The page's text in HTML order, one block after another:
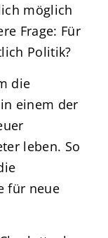
möglich
Frage: Für
Politik?
die
einem der
leben. So
für neue